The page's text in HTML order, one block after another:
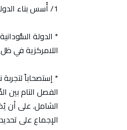
1/ أُسس بناء الدولة السُّودانية :
* الدولة
اللامركزية في
* إستصحاباً
الفصل التام بين
الشامل. على أن
الإجماع على